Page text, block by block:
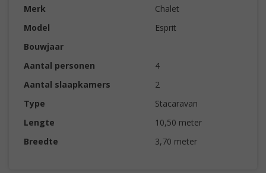
Merk
Chalet
Model
Esprit
Bouwjaar
Aantal personen
4
Aantal slaapkamers
2
Type
Stacaravan
Lengte
10,50 meter
Breedte
3,70 meter